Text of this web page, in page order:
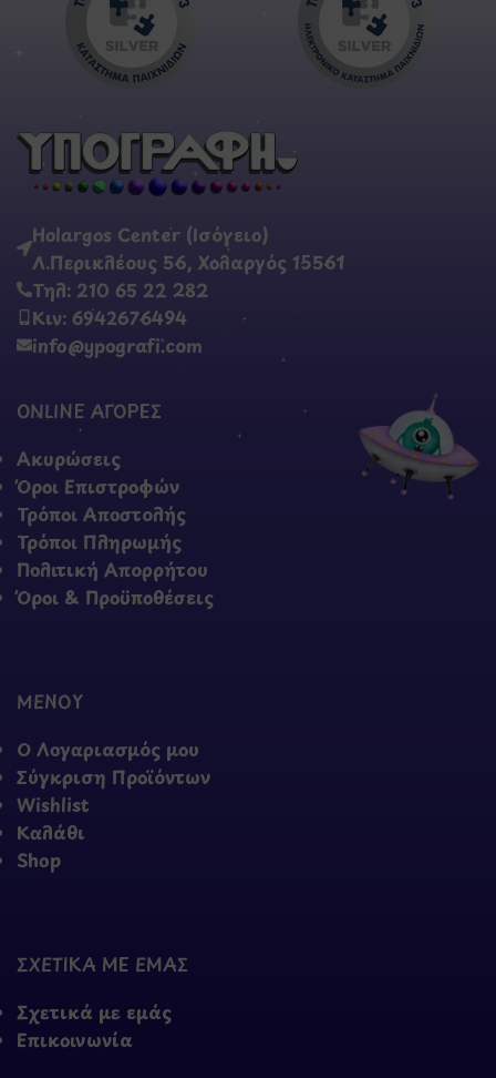
Holargos Center (Ισόγειο)
Λ.Περικλέους 56, Χολαργός 15561
Τηλ: 210 65 22 282
Κιν: 6942676494
info@ypografi.com
ONLINE ΑΓΟΡΕΣ
Ακυρώσεις
Όροι Επιστροφών
Τρόποι Αποστολής
Τρόποι Πληρωμής
Πολιτική Απορρήτου
Όροι & Προϋποθέσεις
ΜΕΝΟΥ
Ο Λογαριασμός μου
Σύγκριση Προϊόντων
Wishlist
Καλάθι
Shop
ΣΧΕΤΙΚΑ ΜΕ ΕΜΑΣ
Σχετικά με εμάς
Επικοινωνία